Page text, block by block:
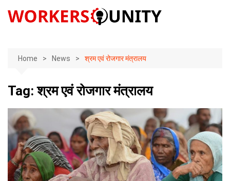
Home News श्रम एवं रोजगार मंत्रालय
Tag:श्रम एवं रोजगार मंत्रालय